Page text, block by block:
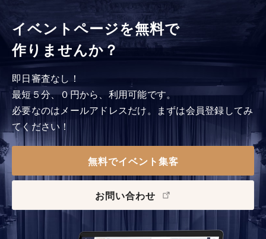
イベントページを無料で
作りませんか？
即日審査なし！
最短５分、０円から、利用可能です。
必要なのはメールアドレスだけ。まずは会員登録してみ
てください！
無料でイベント集客
お問い合わせ